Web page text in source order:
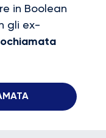
in Boolean
gli ex-